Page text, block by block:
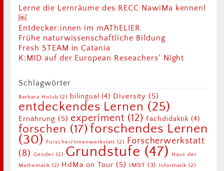
Lerne die Lernräume des RECC NawiMa kennen!
￼
Entdecker:innen im mAThELIER
Frühe naturwissenschaftliche Bildung
Fresh STEAM in Catania
K:MID auf der European Reseachers‘ Night
Schlagwörter
Barbara Holub (2) bilingual (4) Diversity (5)
entdeckendes Lernen (25)
Ernährung (5) experiment (12) Fachdidaktik (4)
forschen (17) forschendes Lernen
(30) Forscher/innenwerkstatt(2) Forscherwerkstatt
(8) Gender (2) Grundstufe (47)
Haus der
Mathematik (2) HdMa on Tour (5) IMST (3) Informatik (2)